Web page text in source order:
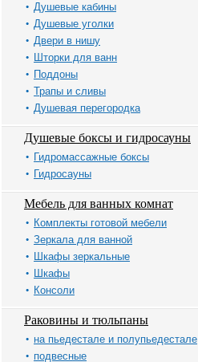
Душевые кабины
Душевые уголки
Двери в нишу
Шторки для ванн
Поддоны
Трапы и сливы
Душевая перегородка
Душевые боксы и гидросауны
Гидромассажные боксы
Гидросауны
Мебель для ванных комнат
Комплекты готовой мебели
Зеркала для ванной
Шкафы зеркальные
Шкафы
Консоли
Раковины и тюльпаны
на пьедестале и полупьедестале
подвесные